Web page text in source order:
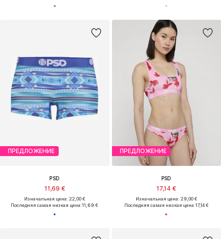
ПРЕДЛОЖЕНИЕ
PSD
11,69 €
Изначальная цена: 22,00 €
Последняя самая низкая цена:11,69 €
ПРЕДЛОЖЕНИЕ
PSD
17,14 €
Изначальная цена: 29,00 €
Последняя самая низкая цена:17,14 €